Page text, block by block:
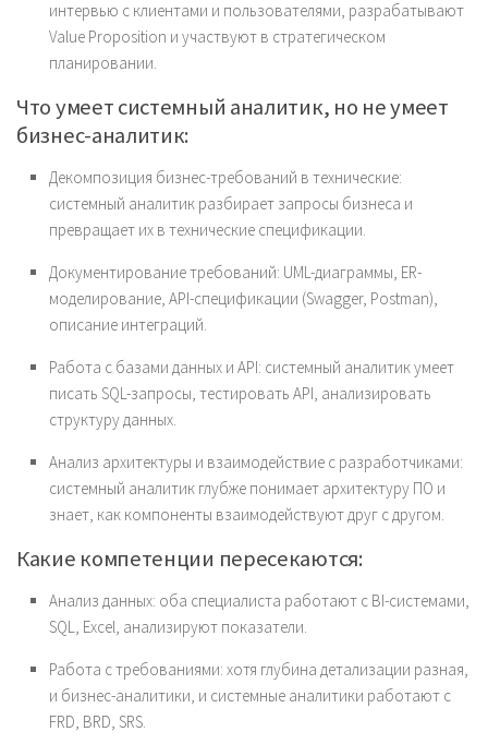
интервью с клиентами и пользователями, разрабатывают
Value Proposition и участвуют в стратегическом
планировании.
Что умеет системный аналитик, но не умеет
бизнес-аналитик:
Декомпозиция бизнес-требований в технические:
системный аналитик разбирает запросы бизнеса и
превращает их в технические спецификации.
Документирование требований: UML-диаграммы, ER-
моделирование, API-спецификации (Swagger, Postman),
описание интеграций.
Работа с базами данных и API: системный аналитик умеет
писать SQL-запросы, тестировать API, анализировать
структуру данных.
Анализ архитектуры и взаимодействие с разработчиками:
системный аналитик глубже понимает архитектуру ПО и
знает, как компоненты взаимодействуют друг с другом.
Какие компетенции пересекаются:
Анализ данных: оба специалиста работают с BI-системами,
SQL, Excel, анализируют показатели.
Работа с требованиями: хотя глубина детализации разная,
и бизнес-аналитики, и системные аналитики работают с
FRD, BRD, SRS.